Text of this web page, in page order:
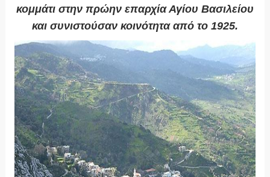
κομμάτι στην πρώην επαρχία Αγίου Βασιλείου
και συνιστούσαν κοινότητα από το 1925.